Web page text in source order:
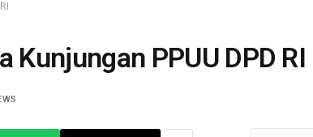
Kunjungan PPUU DPD RI